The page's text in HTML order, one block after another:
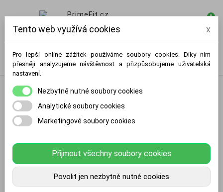
0
Tento web využívá cookies x
Pro lepší online zážitek používáme soubory cookies. Díky nim
přesněji analyzujeme návštěvnost a přizpůsobujeme uživatelská
nastavení.
Nezbytně nutné soubory cookies
Analytické soubory cookies
Marketingové soubory cookies
Přijmout všechny soubory cookies
Povolit jen nezbytně nutné cookies